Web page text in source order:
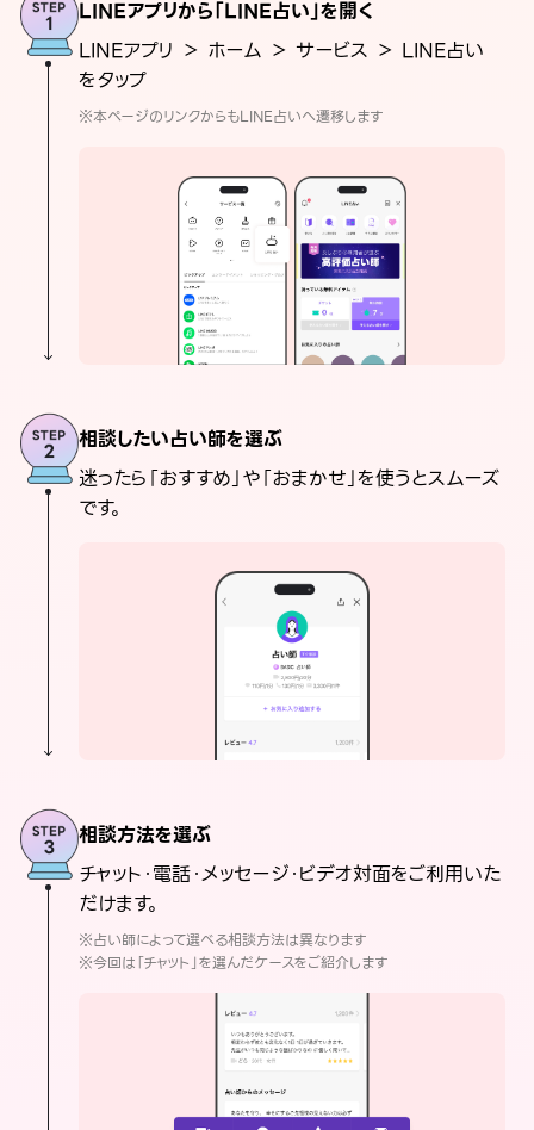
LINEアプリから「LINE占い」を開く
LINEアプリ ＞ ホーム ＞ サービス ＞ LINE占い
をタップ
※本ページのリンクからもLINE占いへ遷移します
相談したい占い師を選ぶ
迷ったら「おすすめ」や「おまかせ」を使うとスムーズ
です。
相談方法を選ぶ
チャット・電話・メッセージ・ビデオ対面をご利用いた
だけます。
※占い師によって選べる相談方法は異なります
※今回は「チャット」を選んだケースをご紹介します